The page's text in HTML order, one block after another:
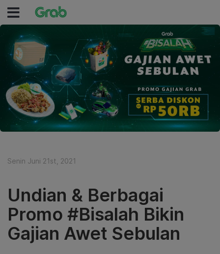
Senin Juni 21st, 2021
Undian & Berbagai
Promo #Bisalah Bikin
Gajian Awet Sebulan